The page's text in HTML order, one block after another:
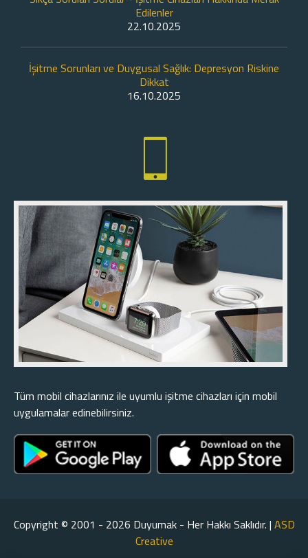
Edilenler
22.10.2025
İşitme Sorunları ve Duygusal Sağlık: Depresyon Riskine
Dikkat
16.10.2025
Tüm mobil cihazlarınız ile uyumlu işitme cihazları için mobil
uygulamalar edinebilirsiniz.
Copyright © 2001 - 2026 Duyumak - Her Hakkı Saklıdır. | ASD
Creative